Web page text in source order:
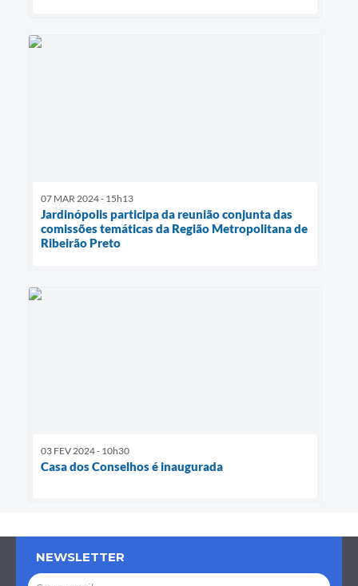
07 MAR 2024 - 15h13
Jardinópolis participa da reunião conjunta das
comissões temáticas da Região Metropolitana de
Ribeirão Preto
03 FEV 2024 - 10h30
Casa dos Conselhos é inaugurada
NEWSLETTER